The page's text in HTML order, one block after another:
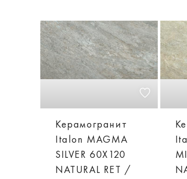
Керамогранит
Italon MAGMA
SILVER 60X120
NATURAL RET /